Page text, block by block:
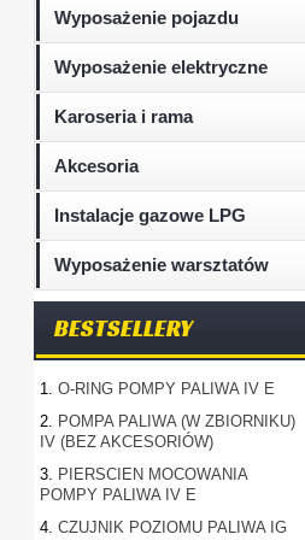
Wyposażenie pojazdu
Wyposażenie elektryczne
Karoseria i rama
Akcesoria
Instalacje gazowe LPG
Wyposażenie warsztatów
BESTSELLERY
1. O-RING POMPY PALIWA IV E
2. POMPA PALIWA (W ZBIORNIKU)
IV (BEZ AKCESORIÓW)
3. PIERSCIEN MOCOWANIA
POMPY PALIWA IV E
4. CZUJNIK POZIOMU PALIWA IG